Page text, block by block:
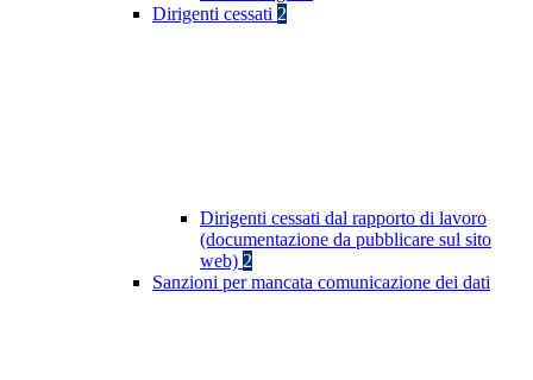
Dirigenti cessati 2
Dirigenti cessati dal rapporto di lavoro
(documentazione da pubblicare sul sito
web) 2
Sanzioni per mancata comunicazione dei dati